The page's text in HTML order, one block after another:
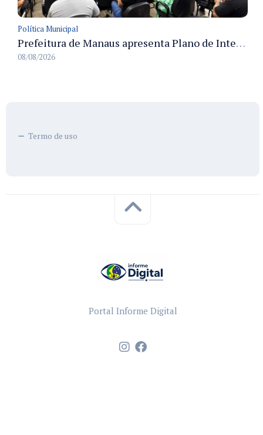
Política Municipal
Prefeitura de Manaus apresenta Plano de Integridade da CGM e qualifica servidores para governança e conformidade no biênio 2027-2028
08/08/2026
Termo de uso
Portal Informe Digital